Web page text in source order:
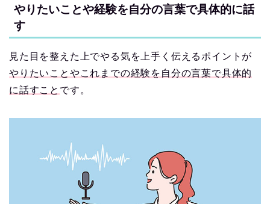
やりたいことや経験を自分の言葉で具体的に話
す
見た目を整えた上でやる気を上手く伝えるポイントが
やりたいことやこれまでの経験を自分の言葉で具体的
に話すこと です。